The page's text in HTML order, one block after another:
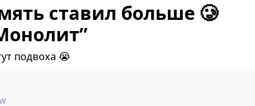
ставил больше 🥲
подвоха 😭